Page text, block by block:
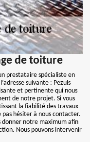
de toiture
prestataire spécialiste en
suivante : Pezuls
et pertinente qui nous
de notre projet. Si vous
la fiabilité des travaux
hésiter à nous contacter.
donner notre maximum afin
Nous pouvons intervenir